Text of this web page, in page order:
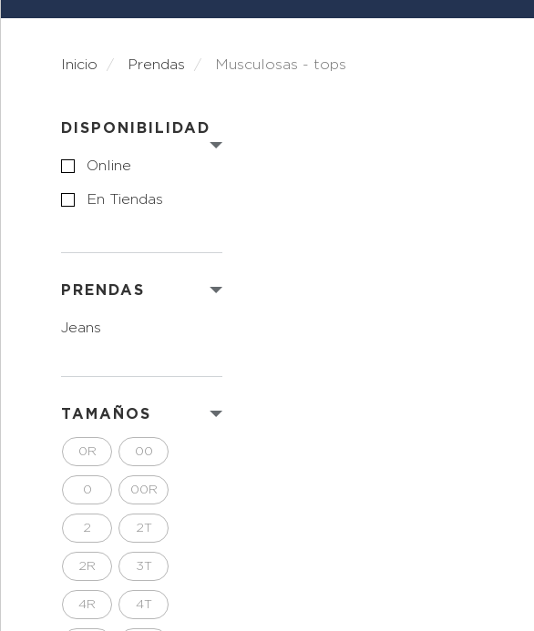
Inicio prendas musculosas - tops
DISPONIBILIDAD
Online
En Tiendas
PRENDAS
jeans
TAMAÑOS
0R 00
0 00R
2 2T
2R 3T
4R 4T